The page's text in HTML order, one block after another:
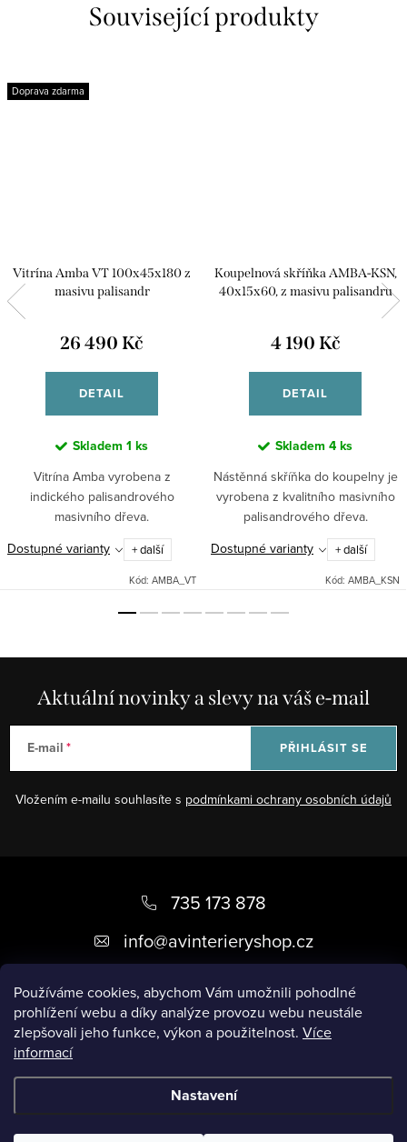
Používáme cookies, abychom Vám umožnili pohodlné
prohlížení webu a díky analýze provozu webu neustále
zlepšovali jeho funkce, výkon a použitelnost. Více
informací
Nastavení
Související produkty
Doprava zdarma
Vitrína Amba VT 100x45x180 z
masivu palisandr
26 490 Kč
DETAIL
Skladem 1 ks
Vitrína Amba vyrobena z
indického palisandrového
masivního dřeva.
Dostupné varianty
+ další
Kód: AMBA_VT
Koupelnová skříňka AMBA-KSN,
40x15x60, z masivu palisandru
4 190 Kč
DETAIL
Skladem 4 ks
Nástěnná skříňka do koupelny je
vyrobena z kvalitního masivního
palisandrového dřeva.
Dostupné varianty
+ další
Kód: AMBA_KSN
Aktuální novinky a slevy na váš e-mail
E-mail
Vložením e-mailu souhlasíte s podmínkami ochrany osobních údajů
PŘIHLÁSIT SE
a
735 173 878
info@avinterieryshop.cz
Užitečné informace
Copyright 2026AV Interiéry. Všechna práva vyhrazena.